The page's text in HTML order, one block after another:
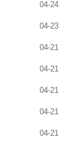
04-24
04-23
04-21
04-21
04-21
04-21
04-21